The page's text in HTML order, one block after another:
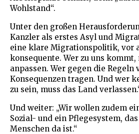
Wohlstand“.
Unter den großen
Kanzler als erstes Asyl und
eine klare Migrationspolitik, vor
konsequente. Wer zu uns kommt,
anpassen. Wer gegen die Regeln
Konsequenzen tragen. Und wer
zu sein, muss das Land
Und weiter: „Wir wollen zudem
Sozial- und ein Pflegesystem,
Menschen da ist.“